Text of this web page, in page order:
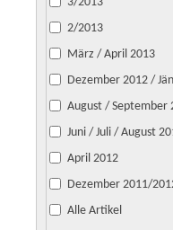
2/2013
März / April 2013
Dezember 2012 /
August / September
Juni / Juli / August
April 2012
Dezember 2011/
Alle Artikel